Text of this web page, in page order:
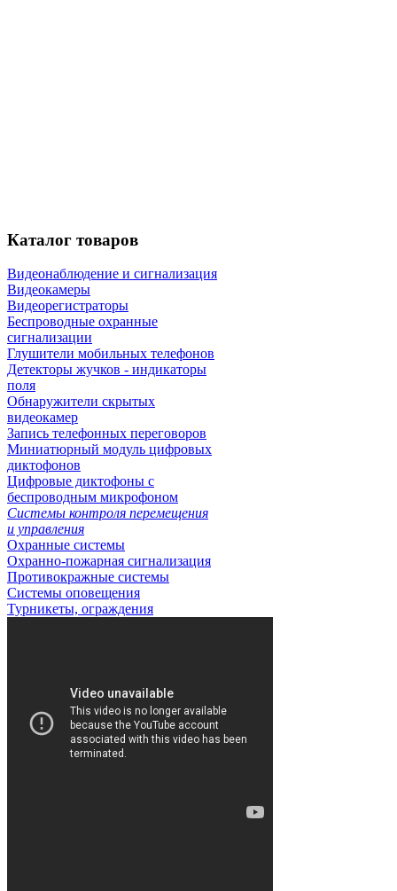
Каталог товаров
Видеонаблюдение и сигнализация
Видеокамеры
Видеорегистраторы
Беспроводные охранные
сигнализации
Глушители мобильных телефонов
Детекторы жучков - индикаторы
поля
Обнаружители скрытых
видеокамер
Запись телефонных переговоров
Миниатюрный модуль цифровых
диктофонов
Цифровые диктофоны с
беспроводным микрофоном
Системы контроля перемещения
и управления
Охранные системы
Охранно-пожарная сигнализация
Противокражные системы
Системы оповещения
Турникеты, ограждения